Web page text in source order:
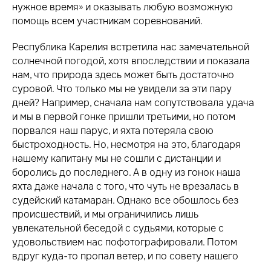
нужное время» и оказывать любую возможную
помощь всем участникам соревнований.
Республика Карелия встретила нас замечательной
солнечной погодой, хотя впоследствии и показала
нам, что природа здесь может быть достаточно
суровой. Что только мы не увидели за эти пару
дней? Например, сначала нам сопутствовала удача
и мы в первой гонке пришли третьими, но потом
порвался наш парус, и яхта потеряла свою
быстроходность. Но, несмотря на это, благодаря
нашему капитану мы не сошли с дистанции и
боролись до последнего. А в одну из гонок наша
яхта даже начала с того, что чуть не врезалась в
судейский катамаран. Однако все обошлось без
происшествий, и мы ограничились лишь
увлекательной беседой с судьями, которые с
удовольствием нас пофотографировали. Потом
вдруг куда-то пропал ветер, и по совету нашего